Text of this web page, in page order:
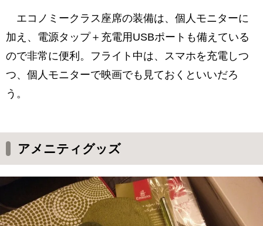
エコノミークラス座席の装備は、個人モニターに
加え、電源タップ＋充電用USBポートも備えている
ので非常に便利。フライト中は、スマホを充電しつ
つ、個人モニターで映画でも見ておくといいだろ
う。
アメニティグッズ